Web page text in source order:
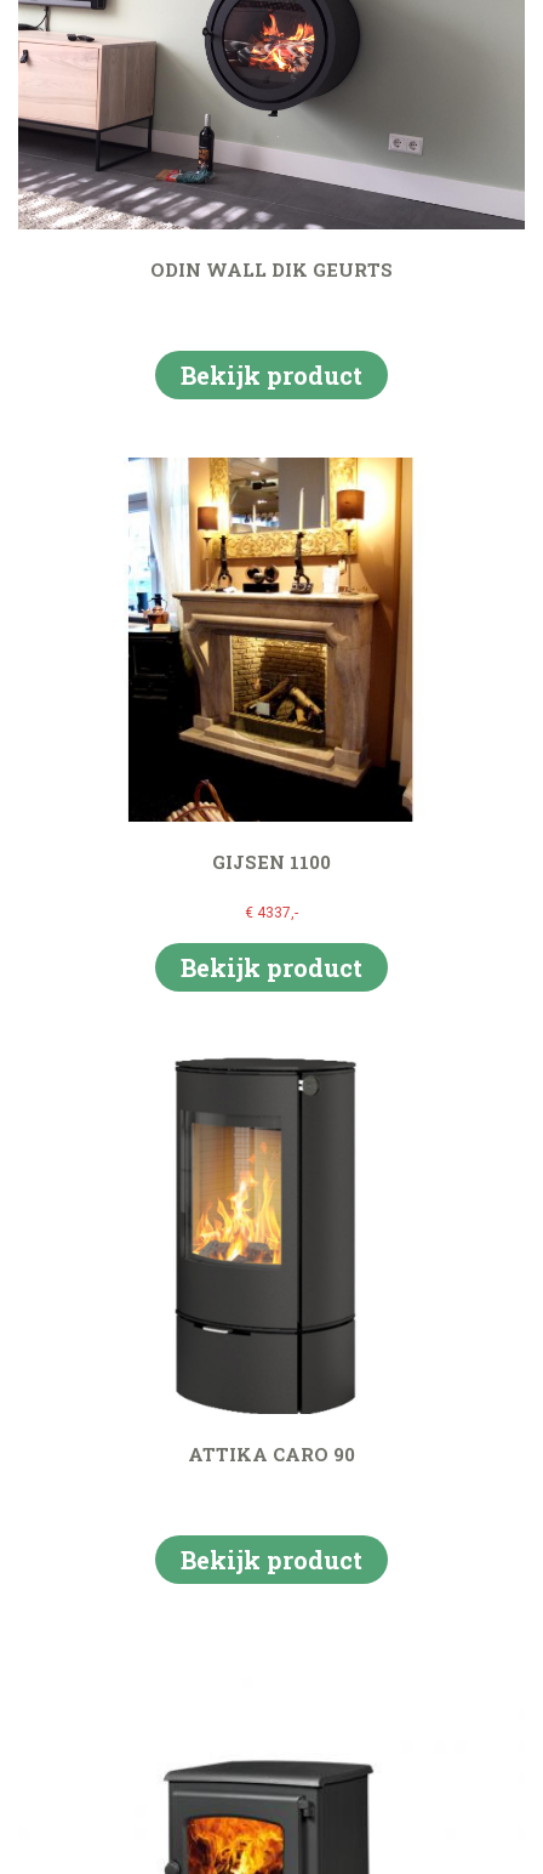
ODIN WALL DIK GEURTS
Bekijk product
GIJSEN 1100
€ 4337,-
Bekijk product
ATTIKA CARO 90
Bekijk product